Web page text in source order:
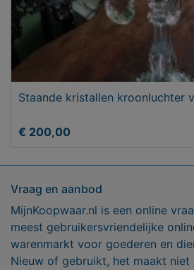
Staande kristallen kroonluchter
€ 200,00
Vraag en aanbod
MijnKoopwaar.nl is een online
meest gebruikersvriendelijke
warenmarkt voor goederen en
Nieuw of gebruikt, het maakt niet